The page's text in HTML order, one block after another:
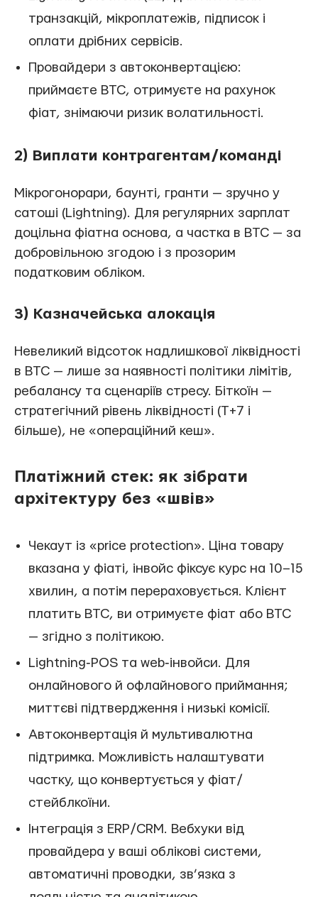
транзакцій, мікроплатежів, підписок і
оплати дрібних сервісів.
Провайдери з автоконвертацією:
приймаєте BTC, отримуєте на рахунок
фіат, знімаючи ризик волатильності.
2) Виплати контрагентам/команді
Мікрогонорари, баунті, гранти — зручно у
сатоші (Lightning). Для регулярних зарплат
доцільна фіатна основа, а частка в BTC — за
добровільною згодою і з прозорим
податковим обліком.
3) Казначейська алокація
Невеликий відсоток надлишкової ліквідності
в BTC — лише за наявності політики лімітів,
ребалансу та сценаріїв стресу. Біткоїн —
стратегічний рівень ліквідності (T+7 і
більше), не «операційний кеш».
Платіжний стек: як зібрати
архітектуру без «швів»
Чекаут із «price protection». Ціна товару
вказана у фіаті, інвойс фіксує курс на 10–15
хвилин, а потім перераховується. Клієнт
платить BTC, ви отримуєте фіат або BTC
— згідно з політикою.
Lightning‑POS та web‑інвойси. Для
онлайнового й офлайнового приймання;
миттєві підтвердження і низькі комісії.
Автоконвертація й мультивалютна
підтримка. Можливість налаштувати
частку, що конвертується у фіат/
стейблкоїни.
Інтеграція з ERP/CRM. Вебхуки від
провайдера у ваші облікові системи,
автоматичні проводки, зв’язка з